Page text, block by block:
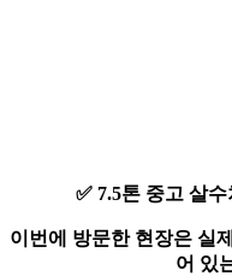
✅ 7.5톤 중고 살수
이번에 방문한 현장은 실
어 있